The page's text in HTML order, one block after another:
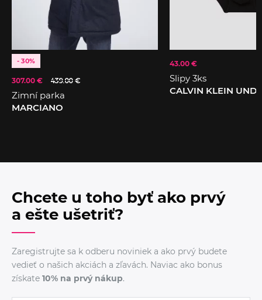
- 30%
307.00 € 439.00 €
Zimní parka
MARCIANO
43.00 €
Slipy 3ks
CALVIN KLEIN
Chcete u toho byť ako prvý
a ešte ušetriť?
Zaregistrujte sa k odberu noviniek a ako prvý budete
vedieť o našich akciách a zľavách. Naviac ako bonus
získate 10% na prvý nákup.